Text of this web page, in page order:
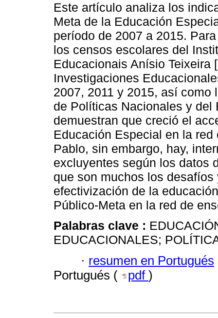
Este artículo analiza los
Meta de la Educación
período de 2007 a 2015.
los censos escolares del
Educacionais Anísio Teixeira
Investigaciones
2007, 2011 y 2015, así
de Políticas Nacionales y del
demuestran que creció el
Educación Especial en la
Pablo, sin embargo, hay,
excluyentes según los datos
que son muchos los
efectivización de la
Público-Meta en la red de
Palabras clave :
EDUCACIONALES;
· resumen en Portugués
Portugués (
pdf )